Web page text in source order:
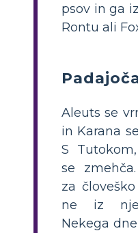
psov in ga
Rontu ali
Aleuts se
in Karana
S
se
za
ne iz
Nekega